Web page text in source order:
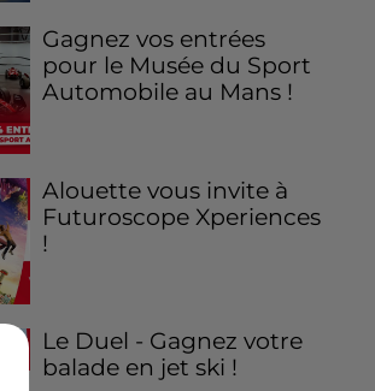
Gagnez vos entrées
pour le Musée du Sport
Automobile au Mans !
Alouette vous invite à
Futuroscope Xperiences
!
Le Duel - Gagnez votre
balade en jet ski !